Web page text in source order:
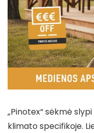
„Pinotex“ sėkmė
klimato specifikoje.